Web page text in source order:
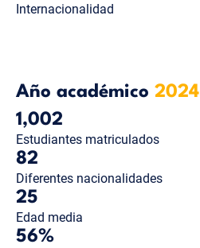
Internacionalidad
Año académico 2024
1,002
Estudiantes matriculados
82
Diferentes nacionalidades
25
Edad media
56%